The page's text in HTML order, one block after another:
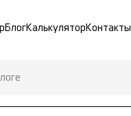
БлогКалькулятор Контакты